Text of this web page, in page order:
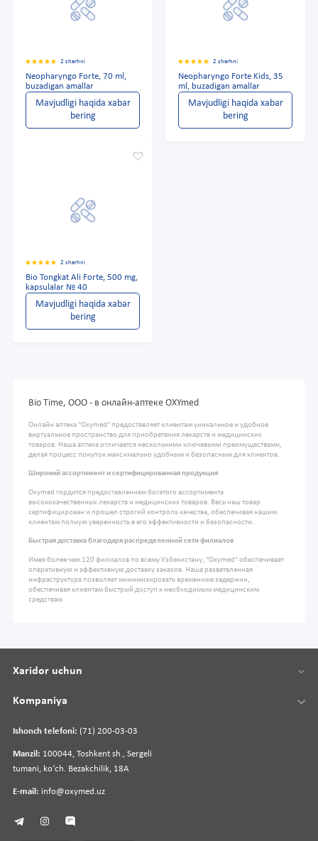
2 sharhni
Neopharyngo Forte, 70 ml,
buzadigan amallar
Mavjudligi haqida xabar
bering
2 sharhni
Neopharyngo Forte Kids, 35
ml, buzadigan amallar
Mavjudligi haqida xabar
bering
2 sharhni
Bio Tongkat Ali Forte, 500 mg,
kapsulalar № 40
Mavjudligi haqida xabar
bering
Bio Time, OOO - в онлайн-аптеке OXYmed
Онлайн аптека "Oxymed" предоставляет клиентам уникальное и удобное
виртуальное пространство для приобретения лекарств и медицинских
товаров. Наша аптека отличается несколькими ключевыми преимуществами,
делая процесс покупок максимально удобным и безопасным для клиентов.
Широкий ассортимент и сертифицированная продукция
Oxymed гордится предоставлением богатого ассортимента
высококачественных лекарств и медицинских товаров. Весь наш товар
сертифицирован и прошел строгий контроль качества, обеспечивая нашим
клиентам полную уверенность в его эффективности и безопасности.
Быстрая доставка благодаря распределенной сети филиалов
Имея более чем 120 филиалов по всему Узбекистану, "Oxymed" обеспечивает
оперативную и эффективную доставку заказов. Наша разветвленная
инфраструктура позволяет минимизировать временные задержки,
обеспечивая клиентам быстрый доступ к необходимым медицинским
средствам
Ishonch telefoni: (71) 200-03-03
Manzil: 100044, Toshkent sh., Sergeli
tumani, koʻch. Bezakchilik, 18A
E-mail: info@oxymed.uz
Xaridor uchun
Kompaniya